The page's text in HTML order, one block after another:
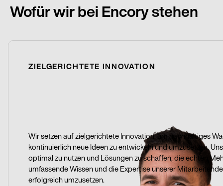
Wofür wir bei Encory stehen
ZIELGERICHTETE INNOVATION
Wir setzen auf zielgerichtete Innovation, um nachhaltiges
kontinuierlich neue Ideen zu entwickeln und umzusetzen.
optimal zu nutzen und Lösungen zu schaffen, die echten
umfassende Wissen und die Expertise unserer
erfolgreich umzusetzen.